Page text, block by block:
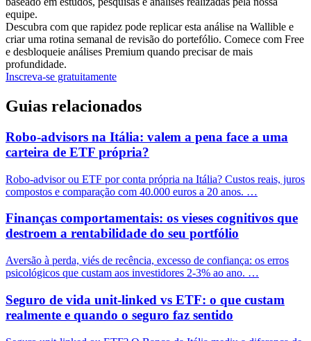
equipe.
Descubra com que rapidez pode replicar esta análise na Wallible e
criar uma rotina semanal de revisão do portefólio. Comece com Free
e desbloqueie análises Premium quando precisar de mais
profundidade.
Inscreva-se gratuitamente
Guias relacionados
Robo-advisors na Itália: valem a pena face a uma
carteira de ETF própria?
Robo-advisor ou ETF por conta própria na Itália? Custos reais, juros
compostos e comparação com 40.000 euros a 20 anos. …
Finanças comportamentais: os vieses cognitivos que
destroem a rentabilidade do seu portfólio
Aversão à perda, viés de recência, excesso de confiança: os erros
psicológicos que custam aos investidores 2-3% ao ano. …
Seguro de vida unit-linked vs ETF: o que custam
realmente e quando o seguro faz sentido